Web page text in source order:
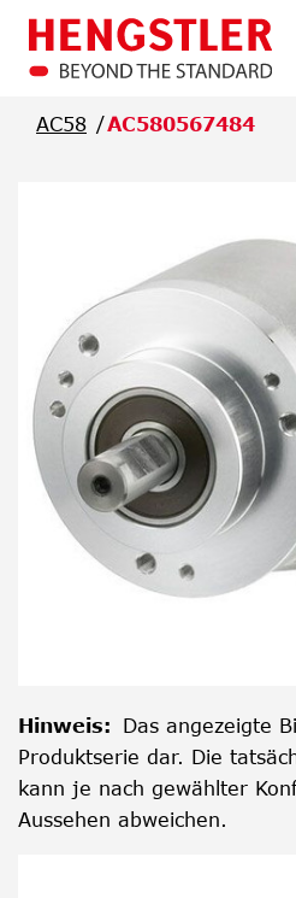
Überspringen Sie zum
AC58 AC580567484
Hinweis: Das angezeigte
Produktserie dar. Die
kann je nach gewählter
Aussehen abweichen.